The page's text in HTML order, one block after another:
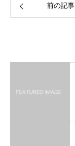
前の記事